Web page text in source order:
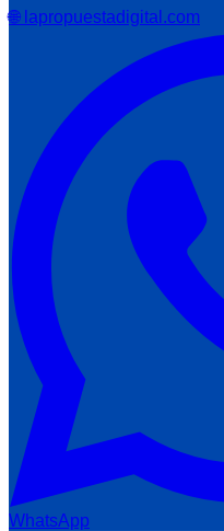
🌐 lapropuestadigital.com
WhatsApp